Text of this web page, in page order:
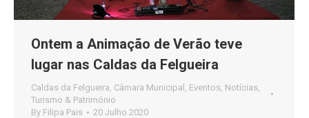
Ontem a Animação de Verão teve
lugar nas Caldas da Felgueira
Caldas da Felgueira, Câmara Municipal , Eventos, Notícias,
Turismo & Património
By Filipa Pais 20 Julho 2020